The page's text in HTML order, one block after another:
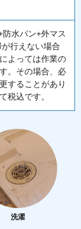
水パン+外マス
行えない場合
よっては作業の
。その場合、必
することがあり
税込です。
洗濯